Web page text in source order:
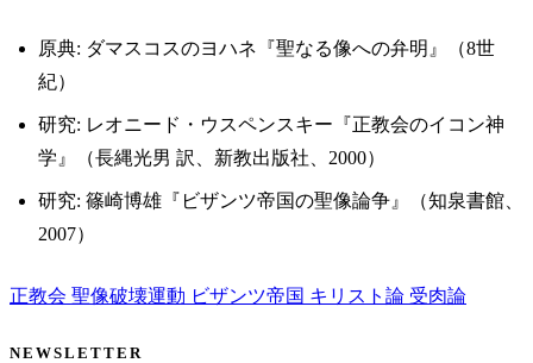
原典: ダマスコスのヨハネ『聖なる像への弁明』（8世
紀）
研究: レオニード・ウスペンスキー『正教会のイコン神
学』（長縄光男 訳、新教出版社、2000）
研究: 篠崎博雄『ビザンツ帝国の聖像論争』（知泉書館、
2007）
正教会 聖像破壊運動 ビザンツ帝国 キリスト論 受肉論
NEWSLETTER